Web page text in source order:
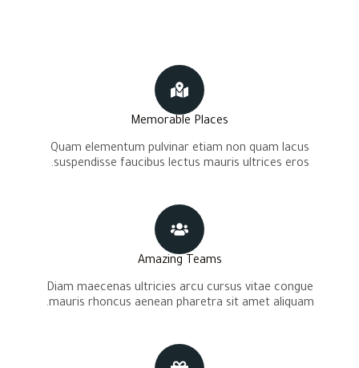
Memorable Places
Quam elementum pulvinar etiam non quam lacus
suspendisse faucibus lectus mauris ultrices eros.
Amazing Teams
Diam maecenas ultricies arcu cursus vitae congue
mauris rhoncus aenean pharetra sit amet aliquam.